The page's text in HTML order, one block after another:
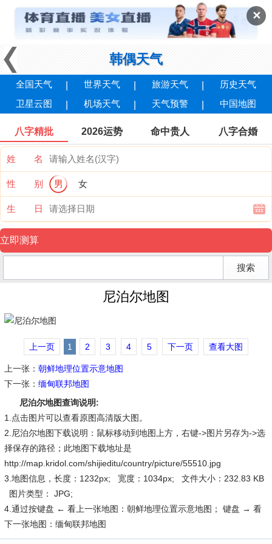
✕
韩偶天气
全国天气 世界天气 旅游天气
历史天气
卫星云图
机场天气 天气预警 中国地图
八字精批 2026运势 命中贵人 八字合婚
姓 名
性 别 男 女
生 日
尼泊尔地图
上一页 1 2 3 4 5 下一页 查看大图
上一张： 朝鲜地理位置示意地图
下一张： 缅甸联邦地图
尼泊尔地图查询说明:
1.点击图片可以查看原图高清版大图。
2.尼泊尔地图下载说明：鼠标移动到地图上方，右键->图片另存为->选
择保存的路径；此地图下载地址是
http://map.kridol.com/shijieditu/country/picture/55510.jpg
3.地图信息，长度：1232px; 宽度：1034px; 文件大小：232.83 KB
图片类型： JPG;
4.通过按键盘 ← 看上一张地图：朝鲜地理位置示意地图； 键盘 → 看
下一张地图：缅甸联邦地图